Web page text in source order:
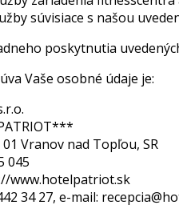
súvisiace s našou
poskytnutia
Vaše osobné údaje je:
Vranov nad Topľou, SR
045
www.hotelpatriot.sk
34 27, e-mail: